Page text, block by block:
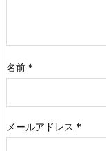
名前 *
メールアドレス *